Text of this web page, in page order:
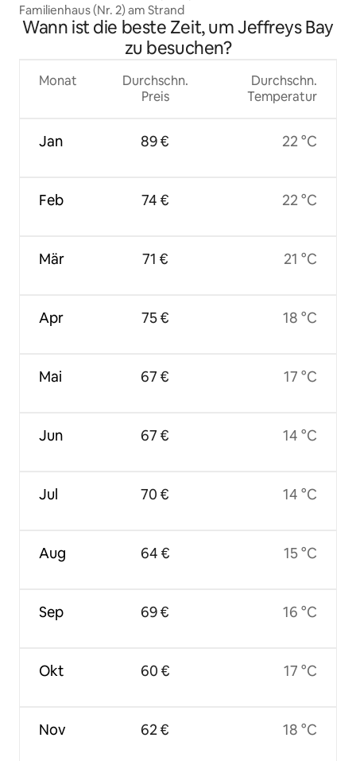
Familienhaus (Nr. 2) am Strand
Wann ist die beste Zeit, um Jeffreys Bay
zu besuchen?
Monat
Jan
Feb
Mär
Apr
Mai
Jun
Jul
Aug
Sep
Okt
Nov
Durchschn.
Preis
89 €
74 €
71 €
75 €
67 €
67 €
70 €
64 €
69 €
60 €
62 €
Durchschn.
Temperatur
22 °C
22 °C
21 °C
18 °C
17 °C
14 °C
14 °C
15 °C
16 °C
17 °C
18 °C